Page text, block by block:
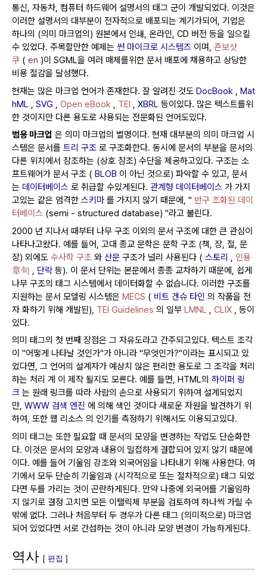
통신, 자동차, 컴퓨터 하드웨어 설명서의 태그 군이 개발되었다. 이것은
이러한 설명서의 대부분이 전자적으로 배포되는 계기가되어, 기업은
하나의 (의미 마크업의) 원본에서 인쇄, 온라인, CD 버전 등을 일으킬
수 있었다. 주목할만한 예제는 썬 마이크로 시스템즈 이며, 죤보삿
쿠 ( en )이 SGML을 여러 매체를위한 문서 배포에 채용하고 상당한
비용 절감을 달성했다.
현재는 많은 마크업 언어가 존재한다. 잘 알려진 것도 DocBook
Mat
hML
SVG Open eBook TEI XBRL 등이있다. 많은 텍스트를위
한 것이지만 다른 용도로 사용되는 전문화된 언어도있다.
범용 마크업 은 의미 마크업의 별명이다.현재 대부분의 의미 마크업 시
스템은 문서를 트리 구조 로 구조화한다. 동시에 문서의 부분을 문서의
다른 위치에서 참조하는 (상호 참조) 수단을 제공하고있다. 구조는 소
프트웨어가 문서 구조 ( BLOB 이 아닌 것으로) 파악할 수 있고, 문서
는 데이터베이스 로 취급할 수있게된다. 관계형 데이터베이스 가 가지
고있는 같은 엄격한 스키마 를 가지지 않기 때문에, " 반구 조화된 데이
터베이스 (semi - structured database) "라고 불린다.
2000 년 지나서 때부터 나무 구조 이외의 문서 구조에 대한 큰 관심이
나타나고왔다. 예를 들어, 고대 종교 문학은 문학 구조 (책, 장, 절, 문
장) 외에도 수사학 구조 와 산문 구조가 널리 사용된다 ( 스토리
인용
章句
단락 등). 이 문서 단위는 본문에서 종종 교차하기 때문에, 쉽게
나무 구조의 태그 시스템에서 데이터화할 수 없습니다. 이러한 구조를
지원하는 문서 모델링 시스템은 MECS ( 비트 겐슈 타인 의 작품을 전
자 화하기 위해 개발된), TEI Guidelines 의 일부 LMNL CLIX , 등이
있다.
의미 태그의 첫 번째 장점은 그 자유도라고 간주되고있다. 텍스트 조각
이 "어떻게 나타날 것인가"가 아니라 "무엇인가?"이라는 표시되고 있
었다면, 그 언어의 설계자가 예상치 않은 편리한 용도로 그 조각을 처리
하는 처리 계 이 제작 될지도 모른다. 예를 들면, HTML의 하이퍼 링
크 는 원래 링크를 따라 사람의 손으로 사용되기 위하여 설계되었지
만, WWW 검색 엔진 에 의해 색인 것이다 새로운 자원을 발견하기 위
하여, 또한 웹 리소스 의 인기를 측정하기 위해서도 이용되고있다.
의미 태그는 또한 필요할 때 문서의 모양을 변경하는 작업도 단순화한
다. 이것은 문서의 모양과 내용이 밀접하게 결합되어 있지 않기 때문에
이다. 예를 들어 기울임 강조와 외국어임을 나타내기 위해 사용한다. 여
기에서 모두 단순히 기울임과 (시각적으로 또는 절차적으로) 태그 되었
다면 두를 가리는 것이 곤란하게된다. 만약 나중에 외국어를 기울임하
지 않기로 결정 고치면 모든 이탤릭체 부분을 검토하여 하나씩 가릴 수
밖에 없다. 그러나 처음부터 두 경우가 다른 태그 (의미적으로) 마크업
되어 있었다면 서로 간섭하는 것이 아니라 모양 변경이 가능하게된다.
역사 [ 편집 ]